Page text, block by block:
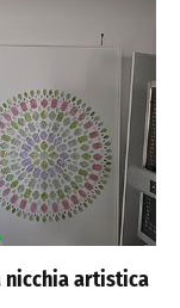
nicchia artistica